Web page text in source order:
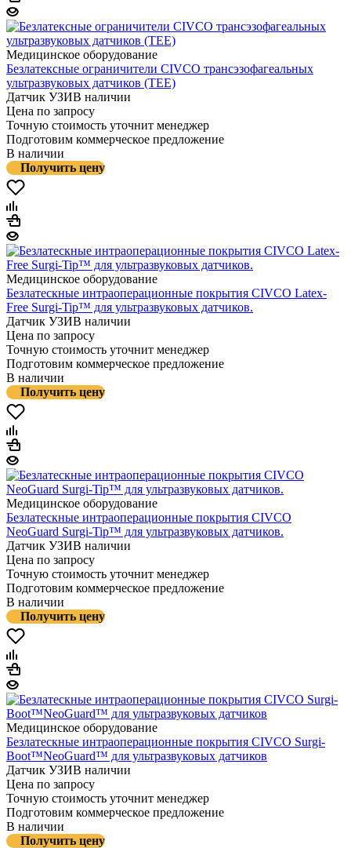
Медицинское оборудование
Безлатексные ограничители CIVCO трансэзофагеальных
ультразвуковых датчиков (TEE)
Датчик УЗИВ наличии
Цена по запросу
Точную стоимость уточнит менеджер
Подготовим коммерческое предложение
В наличии
Получить цену
Медицинское оборудование
Безлатескные интраоперационные покрытия CIVCO Latex-
Free Surgi-Tip™ для ультразвуковых датчиков.
Датчик УЗИВ наличии
Цена по запросу
Точную стоимость уточнит менеджер
Подготовим коммерческое предложение
В наличии
Получить цену
Медицинское оборудование
Безлатескные интраоперационные покрытия CIVCO
NeoGuard Surgi-Tip™ для ультразвуковых датчиков.
Датчик УЗИВ наличии
Цена по запросу
Точную стоимость уточнит менеджер
Подготовим коммерческое предложение
В наличии
Получить цену
Медицинское оборудование
Безлатескные интраоперационные покрытия CIVCO Surgi-
Boot™NeoGuard™ для ультразвуковых датчиков
Датчик УЗИВ наличии
Цена по запросу
Точную стоимость уточнит менеджер
Подготовим коммерческое предложение
В наличии
Получить цену